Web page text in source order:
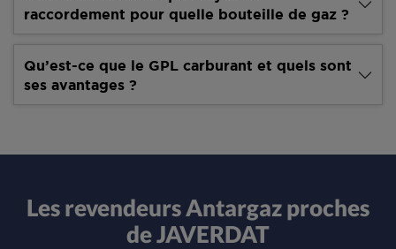
raccordement pour quelle bouteille de gaz ?
Qu’est-ce que le GPL carburant et quels sont
ses avantages ?
Les revendeurs Antargaz proches
de JAVERDAT